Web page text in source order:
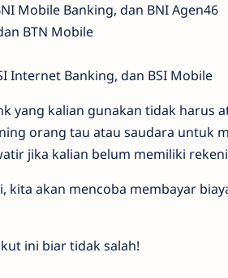
Mobile Banking, dan BNI Agen46
BTN Mobile
Internet Banking, dan BSI Mobile
yang kalian gunakan tidak harus
orang tau atau saudara untuk
jika kalian belum memiliki
kita akan mencoba membayar
ini biar tidak salah!